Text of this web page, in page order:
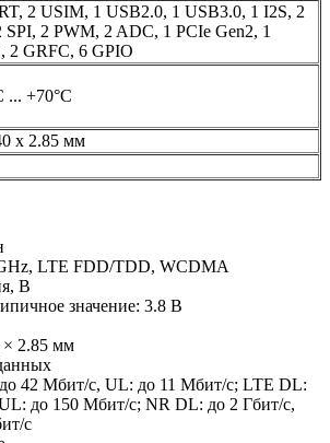
2 USIM, 1 USB2.0, 1 USB3.0, 1 I2S, 2
SPI, 2 PWM, 2 ADC, 1 PCIe Gen2, 1
2 GRFC, 6 GPIO
... +70°C
х 2.85 мм
LTE FDD/TDD, WCDMA
В
значение: 3.8 В
2.85 мм
42 Мбит/с, UL: до 11 Мбит/с; LTE DL:
до 150 Мбит/с; NR DL: до 2 Гбит/с,
с